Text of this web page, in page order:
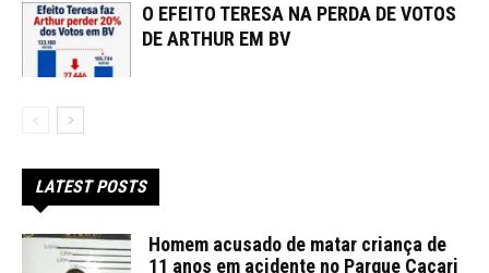
O EFEITO TERESA NA PERDA DE VOTOS
DE ARTHUR EM BV
LATEST POSTS
Homem acusado de matar criança de
11 anos em acidente no Parque Caçari